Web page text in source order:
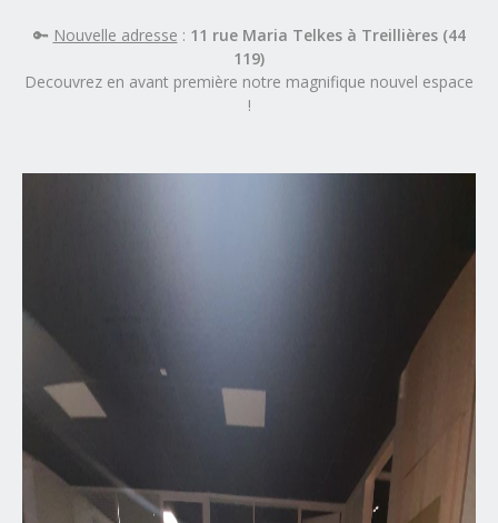
🔑 Nouvelle adresse : 11 rue Maria Telkes à Treillières (44
119)
Decouvrez en avant première notre magnifique nouvel espace
!